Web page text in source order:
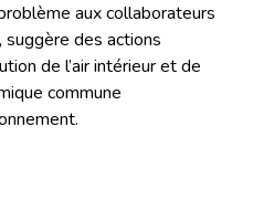
aux collaborateurs
des actions
de l’air intérieur et de
commune